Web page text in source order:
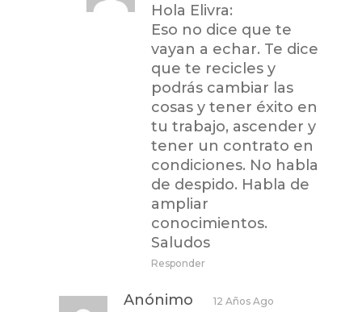
Hola Elivra:
Eso no dice que te
vayan a echar. Te dice
que te recicles y
podrás cambiar las
cosas y tener éxito en
tu trabajo, ascender y
tener un contrato en
condiciones. No habla
de despido. Habla de
ampliar
conocimientos.
Saludos
Responder
Anónimo 12 Años Ago